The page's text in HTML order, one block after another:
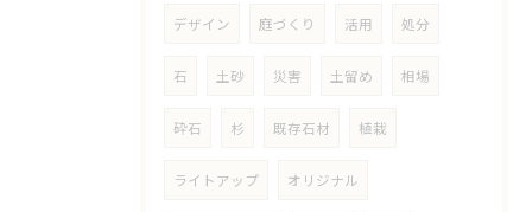
デザイン 庭づくり 活用 処分
石 土砂 災害 土留め 相場
砕石 杉 既存石材 植栽
ライトアップ オリジナル